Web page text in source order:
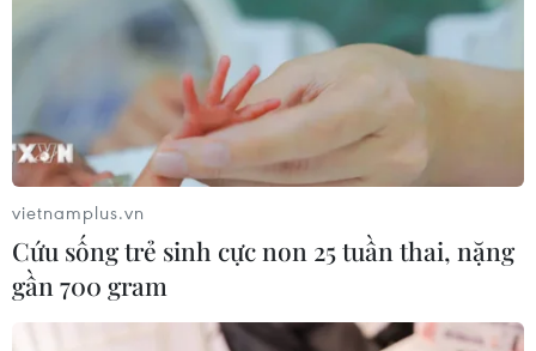
sông Hàn
07/08/2026 04:39
Để di sản ướp trà sen Quảng An luôn
song hành cùng nhịp sống đương
đại
07/08/2026 03:40
Nghệ nhân Đặng Văn Hậu
thổi sức sống mới cho nghệ thuật tò
vietnamplus.vn
Cứu sống trẻ sinh cực non 25 tuần thai, nặng
gần 700 gram